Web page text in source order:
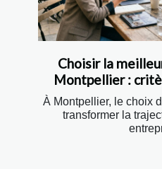
Choisir la
Montpellier :
À Montpellier, le choix
transformer la